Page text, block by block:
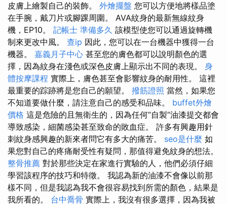
皮膚上繪製自己的裝飾。 外燴擺盤 您可以方便地將樣品塗
在手腕，戴刀片或腳踝周圍。 AVA紋身的最新無線紋身
機，EP10。 記帳士 準備多久 該模型使您可以通過旋轉機
制來更改中風。 查ip 因此，您可以在一台機器中獲得一台
機器。 嘉義月子中心 甚至您的膚色都可以說明顏色的選
擇，因為紋身在淺色或深色皮膚上顯示出不同的表現。 身
體按摩課程 實際上，膚色甚至會影響紋身的耐用性。 這裡
最重要的踪跡將是您自己的願望。 撥筋證照 當然，如果您
不知道要做什麼，請注意自己的感受和品味。 buffet外燴
價格 這是危險的且無衛生的，因為任何“自製”油漆提交都會
導致感染，細菌感染甚至致命的敗血症。 許多有興趣用針
刺紋身感興趣的新來者問它有多大的痛苦。 seo是什麼 如
果您對自己的疼痛耐受性有疑問，那值得避免紋身的想法。
整骨推薦 對於那些決定在家進行實驗的人，他們必須仔細
學習該程序的技巧和特徵。 我認為新的油漆不會像以前那
樣不同，但是我認為我不會很容易找到所需的顏色，結果是
我所看的。 台中喬骨 實際上，我沒有很多選擇，因為我被